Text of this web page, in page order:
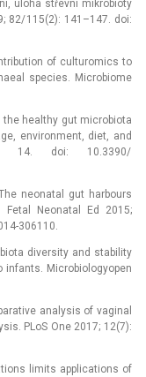
úloha střevní mikrobio­ty
82/ 115(2): 141–147. doi:
of culturomics to
species. Microbio­me
the healthy gut microbio­ta
environment, diet, and
14. doi: 10.3390/
neonatal gut harbours
Neonatal Ed 2015;
306110.
diversity and stability
Microbio­logyopen
analysis of vaginal
PLoS One 2017; 12(7):
limits applications of